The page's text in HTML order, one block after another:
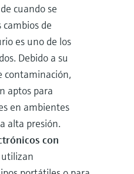
cuando se
de
es uno de los
Debido a su
contaminación,
aptos para
en ambientes
alta presión.
con
utilizan